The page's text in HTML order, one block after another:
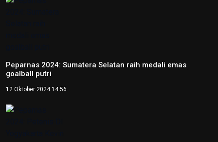
Peparnas 2024: Sumatera Selatan raih medali emas
goalball putri
12 Oktober 2024 14:56